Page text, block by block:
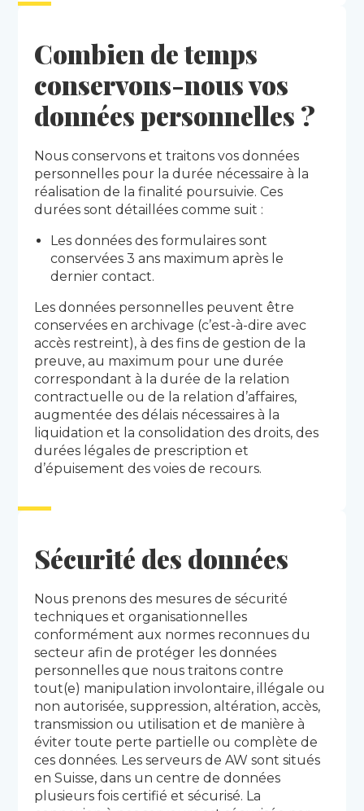
Combien de temps
conservons-nous vos
données personnelles ?
Nous conservons et traitons vos données
personnelles pour la durée nécessaire à la
réalisation de la finalité poursuivie. Ces
durées sont détaillées comme suit :
Les données des formulaires sont
conservées 3 ans maximum après le
dernier contact.
Les données personnelles peuvent être
conservées en archivage (c’est-à-dire avec
accès restreint), à des fins de gestion de la
preuve, au maximum pour une durée
correspondant à la durée de la relation
contractuelle ou de la relation d’affaires,
augmentée des délais nécessaires à la
liquidation et la consolidation des droits, des
durées légales de prescription et
d’épuisement des voies de recours.
Sécurité des données
Nous prenons des mesures de sécurité
techniques et organisationnelles
conformément aux normes reconnues du
secteur afin de protéger les données
personnelles que nous traitons contre
tout(e) manipulation involontaire, illégale ou
non autorisée, suppression, altération, accès,
transmission ou utilisation et de manière à
éviter toute perte partielle ou complète de
ces données. Les serveurs de AW sont situés
en Suisse, dans un centre de données
plusieurs fois certifié et sécurisé. La